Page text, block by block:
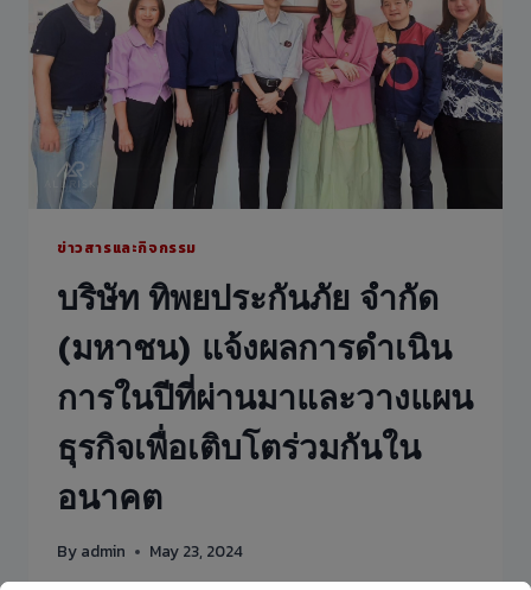
ข่าวสารและกิจกรรม
บริษัท ทิพยประกันภัย จำกัด
(มหาชน) แจ้งผลการดำเนิน
การในปีที่ผ่านมาและวางแผน
ธุรกิจเพื่อเติบโตร่วมกันใน
อนาคต
By admin May 23, 2024